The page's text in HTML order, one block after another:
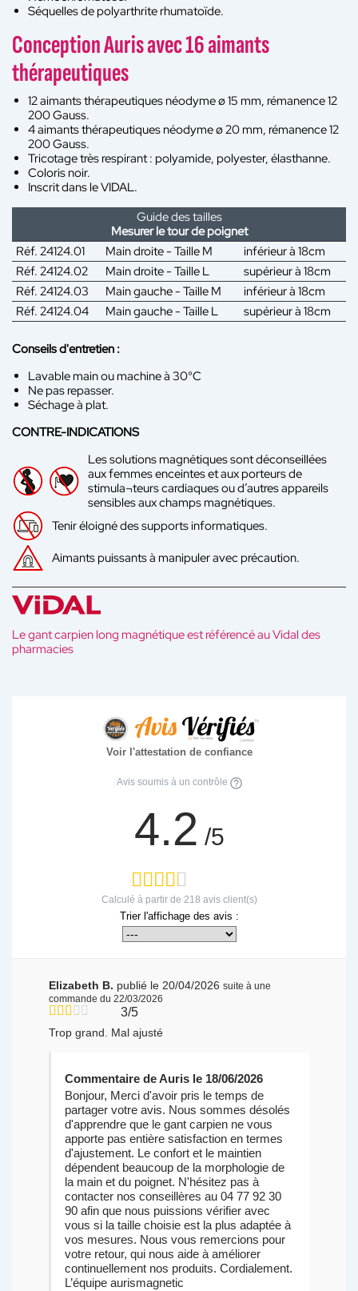
Séquelles de polyarthrite rhumatoïde.
Conception Auris avec 16 aimants
thérapeutiques
12 aimants thérapeutiques néodyme ø 15 mm, rémanence 12
200 Gauss.
4 aimants thérapeutiques néodyme ø 20 mm, rémanence 12
200 Gauss.
Tricotage très respirant : polyamide, polyester, élasthanne.
Coloris noir.
Inscrit dans le VIDAL.
Guide des tailles
Mesurer le tour de poignet
Réf. 24124.01
Main droite - Taille M
inférieur à 18cm
Réf. 24124.02
Main droite - Taille L
supérieur à 18cm
Réf. 24124.03
Main gauche - Taille M
inférieur à 18cm
Réf. 24124.04
Main gauche - Taille L supérieur à 18cm
Conseils d'entretien :
Lavable main ou machine à 30°C
Ne pas repasser.
Séchage à plat.
CONTRE-INDICATIONS
Les solutions magnétiques sont déconseillées
aux femmes enceintes et aux porteurs de
stimula¬teurs cardiaques ou d’autres appareils
sensibles aux champs magnétiques.
Tenir éloigné des supports informatiques.
Aimants puissants à manipuler avec précaution.
Le gant carpien long magnétique est référencé au Vidal des
pharmacies
Voir l'attestation de confiance
Avis soumis à un contrôle
4.2 /5
Calculé à partir de 218 avis client(s)
Trier l'affichage des avis :
Elizabeth B. publié le 20/04/2026 suite à une
commande du 22/03/2026
3/5
Trop grand. Mal ajusté
Commentaire de Auris le 18/06/2026
Bonjour, Merci d'avoir pris le temps de
partager votre avis. Nous sommes désolés
d'apprendre que le gant carpien ne vous
apporte pas entière satisfaction en termes
d'ajustement. Le confort et le maintien
dépendent beaucoup de la morphologie de
la main et du poignet. N'hésitez pas à
contacter nos conseillères au 04 77 92 30
90 afin que nous puissions vérifier avec
vous si la taille choisie est la plus adaptée à
vos mesures. Nous vous remercions pour
votre retour, qui nous aide à améliorer
continuellement nos produits. Cordialement.
L’équipe aurismagnetic